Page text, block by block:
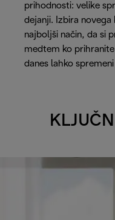
prihodnosti: velike
dejanji. Izbira novega
najboljši način, da si
medtem ko
danes lahko